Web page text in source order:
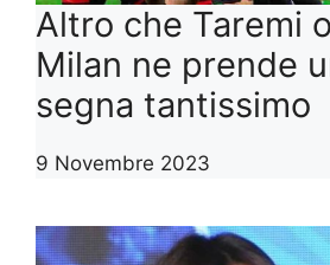
Altro che Taremi
Milan ne prende
segna tantissimo
9 Novembre 2023